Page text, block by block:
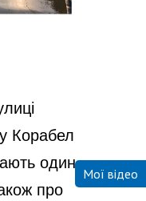
Корабел
один
про
Мої відео